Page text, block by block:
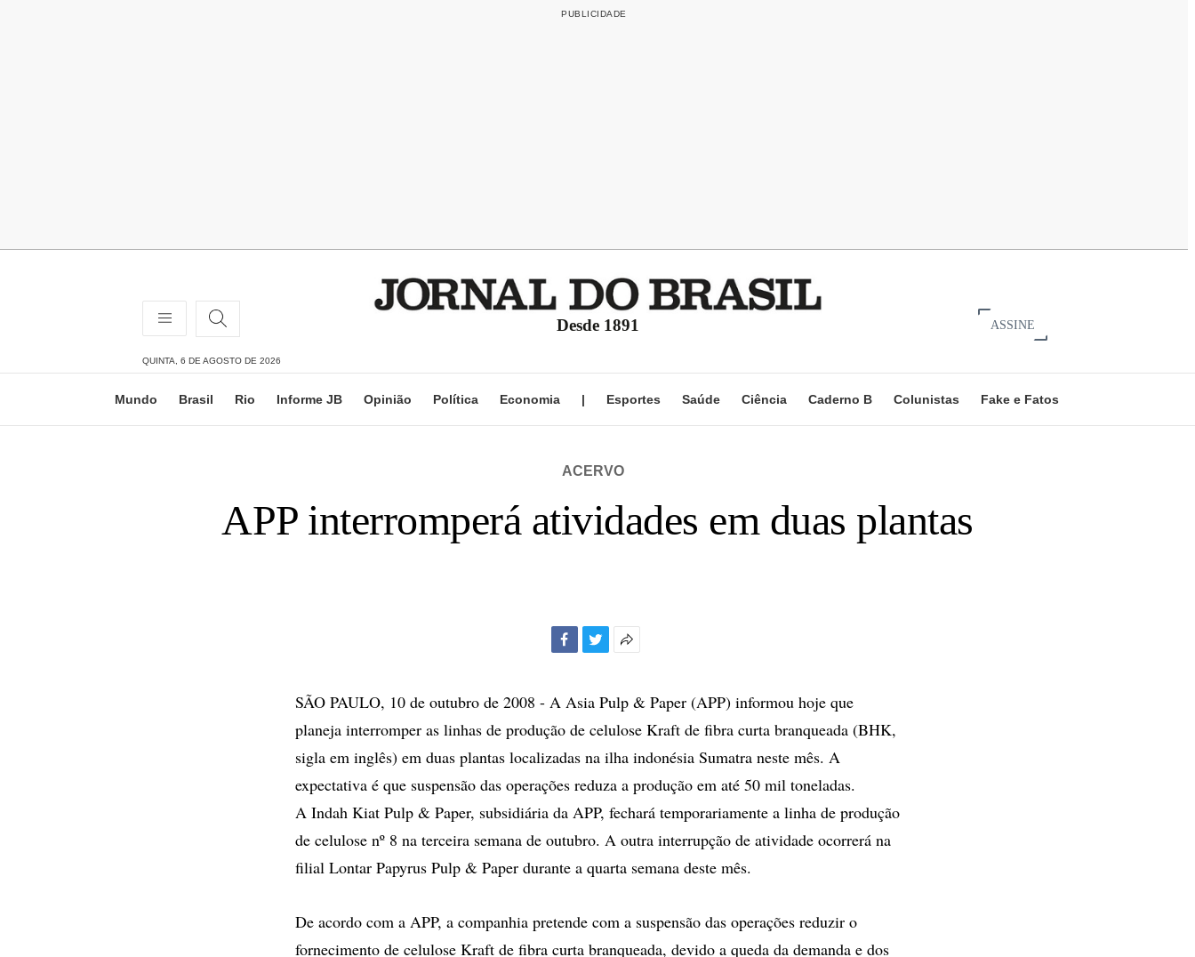
Desde 1891 ASSINE
QUINTA, 6 DE AGOSTO DE 2026
Mundo Brasil Rio Informe JB Opinião Política Economia | Esportes Saúde Ciência Caderno B Colunistas Fake e Fatos
ACERVO
APP interromperá atividades em duas plantas
compartilhamento
SÃO PAULO, 10 de outubro de 2008 - A Asia Pulp & Paper (APP) informou hoje que
planeja interromper as linhas de produção de celulose Kraft de fibra curta branqueada (BHK,
sigla em inglês) em duas plantas localizadas na ilha indonésia Sumatra neste mês. A
expectativa é que suspensão das operações reduza a produção em até 50 mil toneladas.
A Indah Kiat Pulp & Paper, subsidiária da APP, fechará temporariamente a linha de produção
de celulose nº 8 na terceira semana de outubro. A outra interrupção de atividade ocorrerá na
filial Lontar Papyrus Pulp & Paper durante a quarta semana deste mês.
De acordo com a APP, a companhia pretende com a suspensão das operações reduzir o
fornecimento de celulose Kraft de fibra curta branqueada, devido a queda da demanda e dos